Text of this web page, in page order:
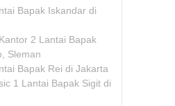
Bapak Iskandar di
2 Lantai Bapak
Sleman
Bapak Rei di Jakarta
1 Lantai Bapak Sigit di